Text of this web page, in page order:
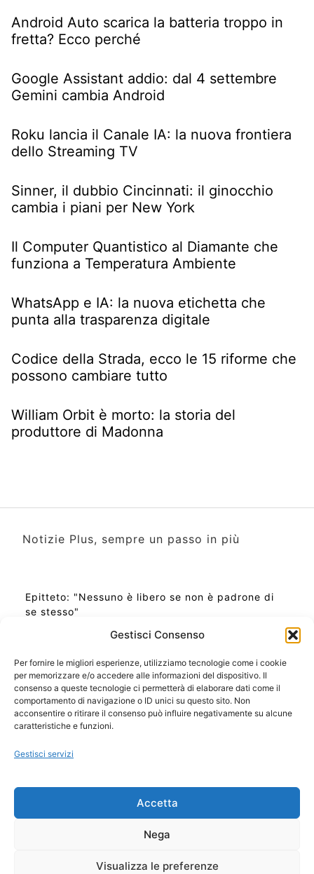
Gestisci Consenso
Per fornire le migliori esperienze, utilizziamo tecnologie come i cookie
per memorizzare e/o accedere alle informazioni del dispositivo. Il
consenso a queste tecnologie ci permetterà di elaborare dati come il
comportamento di navigazione o ID unici su questo sito. Non
acconsentire o ritirare il consenso può influire negativamente su alcune
caratteristiche e funzioni.
Gestisci servizi
Accetta
Nega
Visualizza le preferenze
Android Auto scarica la batteria troppo in
fretta? Ecco perché
Google Assistant addio: dal 4 settembre
Gemini cambia Android
Roku lancia il Canale IA: la nuova frontiera
dello Streaming TV
Sinner, il dubbio Cincinnati: il ginocchio
cambia i piani per New York
Il Computer Quantistico al Diamante che
funziona a Temperatura Ambiente
WhatsApp e IA: la nuova etichetta che
punta alla trasparenza digitale
Codice della Strada, ecco le 15 riforme che
possono cambiare tutto
William Orbit è morto: la storia del
produttore di Madonna
Notizie Plus, sempre un passo in più
Epitteto: "Nessuno è libero se non è padrone di
se stesso"
Ora Esatta in Italia in questo momento
Ti Senti Strano Ultimamente? Potrebbe Essere per
la Risonanza di Schumann
Come Sapere Se Stai Ascendendo alla Quinta
Copyright 2026 NotiziePlus.com
📰 Contenuto Umano Verificato
Privacy Coockie
Pubblicità